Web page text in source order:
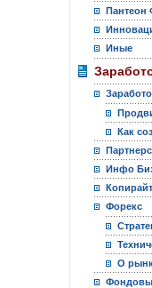
Пантеон
Иные
Как
Инфо
Форекс
О